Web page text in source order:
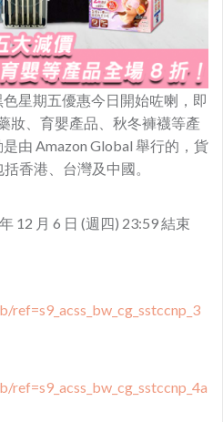
星期五優惠今日開始咗喇，即
妝、育嬰產品、秋冬褲襪等產
是由 Amazon Global 舉行的，貨
香港、台灣及中國。
12 月 6 日 (週四) 23:59 結束